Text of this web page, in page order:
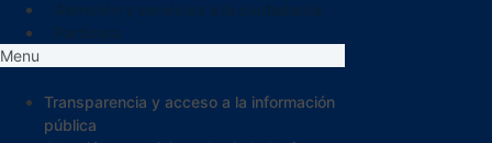
Menu
Transparencia y acceso a la información
pública